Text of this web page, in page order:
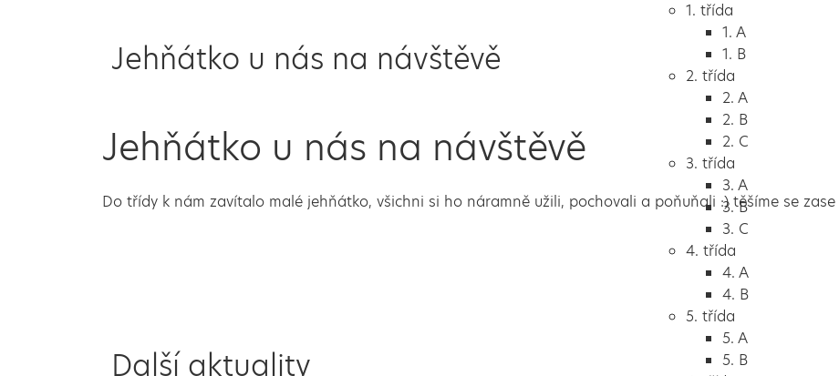
1. třída
1. A
1. B
2. třída
2. A
2. B
2. C
3. třída
3. A
3. B
3. C
4. třída
4. A
4. B
5. třída
5. A
5. B
Jehňátko u nás na návštěvě
Jehňátko u nás na návštěvě
Do třídy k nám zavítalo malé jehňátko, všichni si ho náramně užili, pochovali a poňuňali :) těšíme se zase
Další aktuality